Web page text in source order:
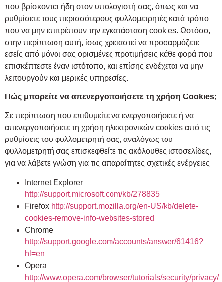
που βρίσκονται ήδη στον υπολογιστή σας, όπως και να
ρυθμίσετε τους περισσότερους φυλλομετρητές κατά τρόπο
που να μην επιτρέπουν την εγκατάσταση cookies. Ωστόσο,
στην περίπτωση αυτή, ίσως χρειαστεί να προσαρμόζετε
εσείς από μόνοι σας ορισμένες προτιμήσεις κάθε φορά που
επισκέπτεστε έναν ιστότοπο, και επίσης ενδέχεται να μην
λειτουργούν και μερικές υπηρεσίες.
Πώς μπορείτε να απενεργοποιήσετε τη χρήση Cookies;
Σε περίπτωση που επιθυμείτε να ενεργοποιήσετε ή να
απενεργοποιήσετε τη χρήση ηλεκτρονικών cookies από τις
ρυθμίσεις του φυλλομετρητή σας, αναλόγως του
φυλλομετρητή σας επισκεφθείτε τις ακόλουθες ιστοσελίδες,
για να λάβετε γνώση για τις απαραίτητες σχετικές ενέργειες
Internet Explorer
http://support.microsoft.com/kb/278835
Firefox http://support.mozilla.org/en-US/kb/delete-
cookies-remove-info-websites-stored
Chrome
http://support.google.com/accounts/answer/61416?
hl=en
Opera
http://www.opera.com/browser/tutorials/security/privacy/